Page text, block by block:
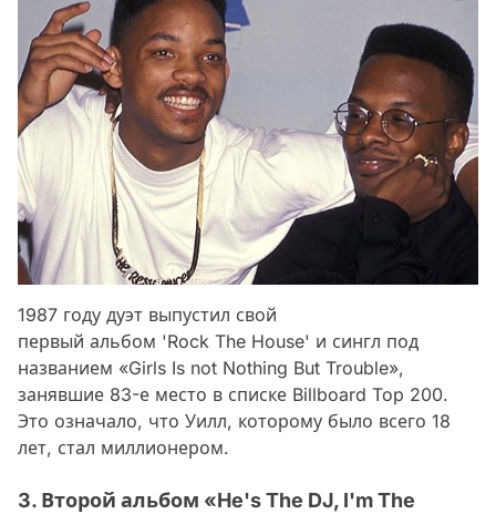
1987 году дуэт выпустил свой
первый альбом 'Rock The House' и сингл под
названием «Girls Is not Nothing But Trouble»,
занявшие 83-е место в списке Billboard Top 200.
Это означало, что Уилл, которому было всего 18
лет, стал миллионером.
3. Второй альбом «He's The DJ, I'm The